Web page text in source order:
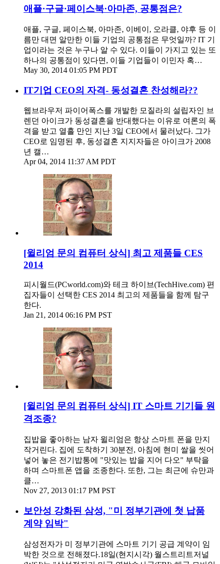
애플·구글·페이스북·아마존, 공통점은?
애플, 구글, 페이스북, 아마존, 이베이, 오라클, 야후 등 이
름만 대면 알만한 이들 기업의 공통점은 무엇일까? IT 기
업이라는 것은 누구나 알 수 있다. 이들이 가지고 있는 또
하나의 공통점이 있다면, 이들 기업들이 이민자 혹…
May 30, 2014 01:05 PM PDT
IT기업 CEO의 자격- 동성결혼 찬성해라??
웹브라우저 파이어폭스를 개발한 모질라의 설립자인 브
렌던 아이크가 동성결혼을 반대했다는 이유로 여론의 폭
격을 받고 열흘 만인 지난 3일 CEO에서 물러났다. 그가
CEO로 임명된 후, 동성결혼 지지자들은 아이크가 2008
년 캘…
Apr 04, 2014 11:37 AM PDT
[윌리엄 문의 컴퓨터 상식] 최고 제품들 CES
2014
피시월드(PCworld.com)와 테크 하이브(TechHive.com) 편
집자들이 선택한 CES 2014 최고의 제품들을 함께 탐구
한다.
Jan 21, 2014 06:16 PM PST
[윌리엄 문의 컴퓨터 상식] IT 스마트 기기들 원
격조종?
집밥을 좋아하는 남자 윌리엄은 항상 스마트 폰을 만지
작거린다. 집에 도착하기 30분전, 아침에 현미 쌀을 씻어
넣어 놓은 전기밥통에 "맛있는 밥을 지어 다오" 부탁을
하며 스마트폰 앱을 조종한다. 또한, 그는 최근에 슈만과
클…
Nov 27, 2013 01:17 PM PST
보안성 강화된 삼성, "미 정부기관에 첫 납품
계약 임박"
삼성전자가 미 정부기관에 스마트 기기 공급 계약이 임
박한 것으로 전해졌다.18일(현지시각) 월스트리트저널